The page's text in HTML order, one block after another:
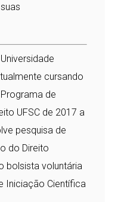
cursando
de
UFSC de 2017 a
pesquisa de
do Direito
bolsista voluntária
Iniciação Científica